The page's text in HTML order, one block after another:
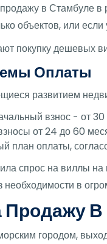
в Стамбуле в
объектов, или
покупку дешевых
Оплаты
развитием
взнос - от
от 24 до 60
план оплаты,
спрос на виллы
в
городом,